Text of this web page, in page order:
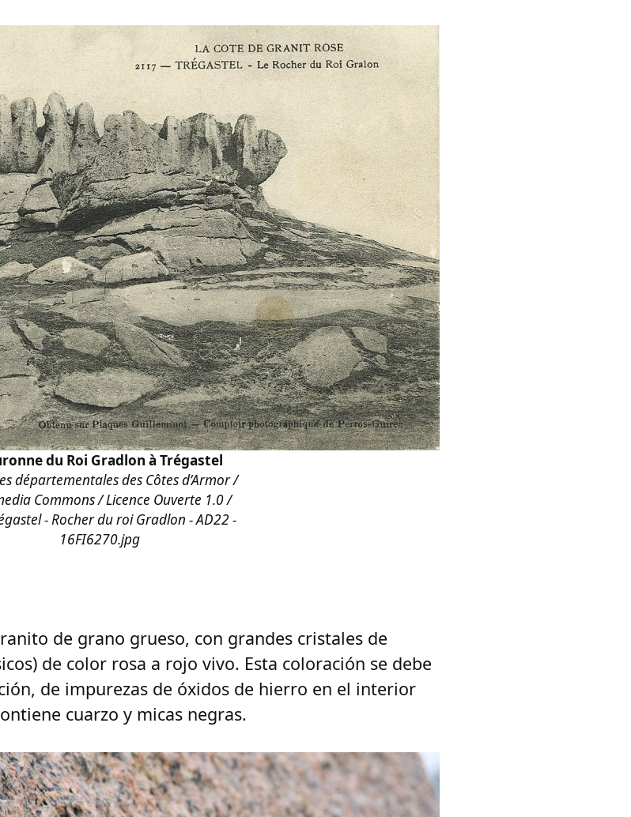
du Roi Gradlon à Trégastel
départementales des Côtes d’Armor /
Commons / Licence Ouverte 1.0 /
- Rocher du roi Gradlon - AD22 -
16FI6270.jpg
de grano grueso, con grandes cristales de
de color rosa a rojo vivo. Esta coloración se debe
de impurezas de óxidos de hierro en el interior
cuarzo y micas negras.